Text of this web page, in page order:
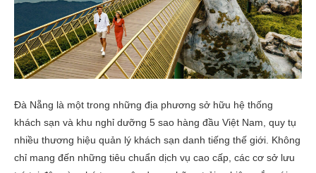
Đà Nẵng là một trong những địa phương sở hữu hệ thống
khách sạn và khu nghỉ dưỡng 5 sao hàng đầu Việt Nam, quy tụ
nhiều thương hiệu quản lý khách sạn danh tiếng thế giới. Không
chỉ mang đến những tiêu chuẩn dịch vụ cao cấp, các cơ sở lưu